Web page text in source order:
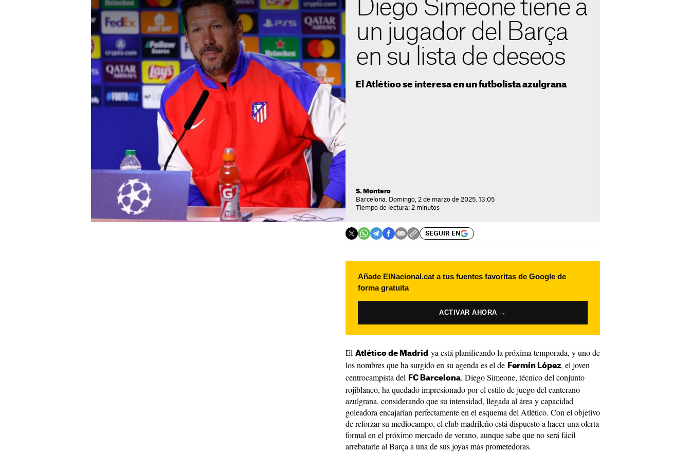
Diego Simeone tiene a
un jugador del Barça
en su lista de deseos
El Atlético se interesa en un futbolista azulgrana
S. Montero
Barcelona. Domingo, 2 de marzo de 2025. 13:05
Tiempo de lectura: 2 minutos
SEGUIR EN
Añade ElNacional.cat a tus fuentes favoritas de Google de
forma gratuita
ACTIVAR AHORA →
El Atlético de Madrid ya está planificando la próxima temporada, y uno de
los nombres que ha surgido en su agenda es el de Fermín López, el joven
centrocampista del
FC Barcelona. Diego Simeone, técnico del conjunto
rojiblanco, ha quedado impresionado por el estilo de juego del canterano
azulgrana, considerando que su intensidad, llegada al área y capacidad
goleadora encajarían perfectamente en el esquema del Atlético. Con el objetivo
de reforzar su mediocampo, el club madrileño está dispuesto a hacer una oferta
formal en el próximo mercado de verano, aunque sabe que no será fácil
arrebatarle al Barça a una de sus joyas más prometedoras.